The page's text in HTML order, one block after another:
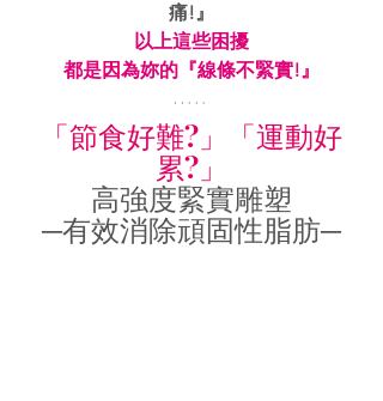
痛!』
以上這些困擾
都是因為妳的『線條不緊實!』
「節食好難?」「運動好
累?」
高強度緊實雕塑
─有效消除頑固性脂肪─